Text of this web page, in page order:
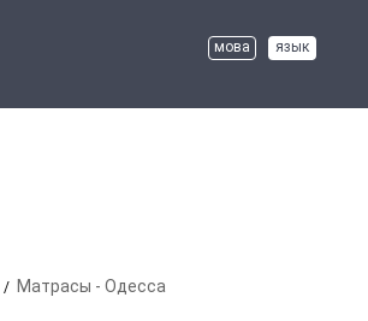
мова язык
Матрасы - Одесса